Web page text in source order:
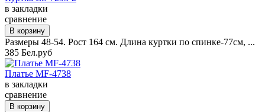
в закладки
сравнение
Размеры 48-54. Рост 164 см. Длина куртки по спинке-77см, ...
385 Бел.руб
Платье MF-4738
в закладки
сравнение